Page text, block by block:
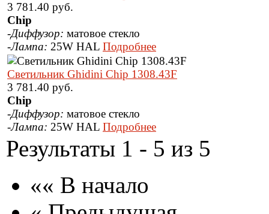
3 781.40 руб.
Chip
-Диффузор: матовое стекло
-Лампа: 25W HAL Подробнее
Светильник Ghidini Chip 1308.43F
3 781.40 руб.
Chip
-Диффузор: матовое стекло
-Лампа: 25W HAL Подробнее
Результаты 1 - 5 из 5
«« В начало